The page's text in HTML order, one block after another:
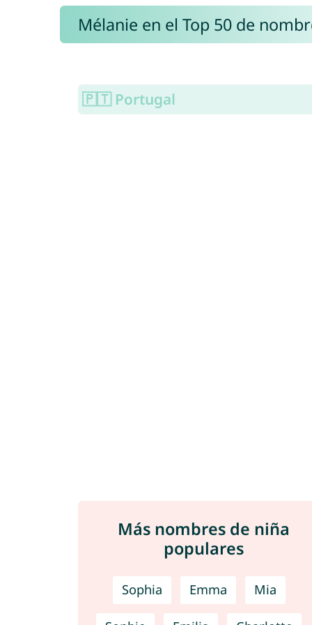
Mélanie en el Top 50 de
🇵🇹 Portugal
Más nombres de niña
populares
Sophia Emma Mia